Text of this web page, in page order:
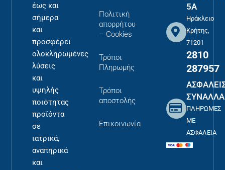
έως και
σήμερα
και
προσφέρει
ολοκληρωμένες
λύσεις
και
υψηλής
ποιότητας
προϊόντα
σε
ιατρικά,
αναπηρικά
και
Πολιτική
απορρήτου
– Cookies
Τρόποι
Πληρωμής
Τρόποι
αποστολής
Επικοινωνία
5Α
Ηράκλειο
Κρήτης,
71201
2810
287957
ΠΛΗΡΩΜΕΣ
ΜΕ
ΑΣΦΑΛΕΙΑ